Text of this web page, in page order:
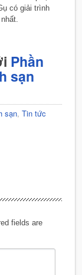
có giải trình
Phần
sạn
sạn, Tin tức
fields are